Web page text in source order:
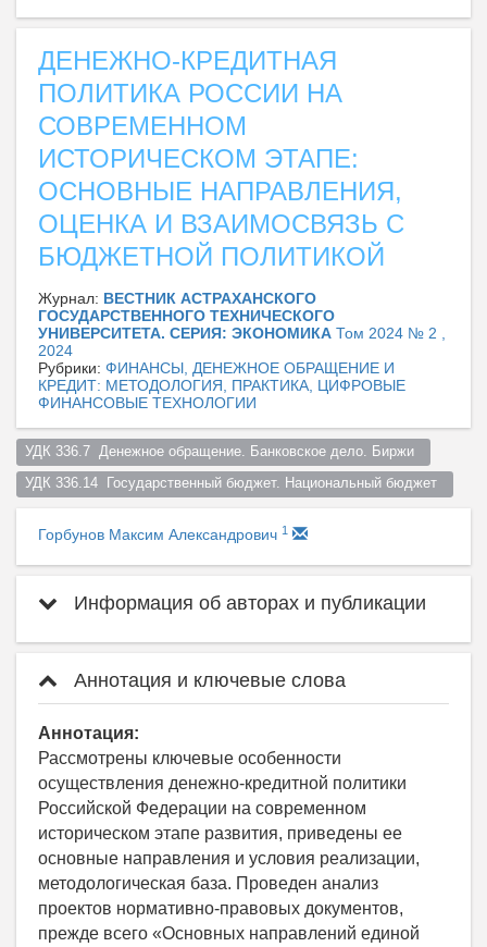
ДЕНЕЖНО-КРЕДИТНАЯ
ПОЛИТИКА РОССИИ НА
СОВРЕМЕННОМ
ИСТОРИЧЕСКОМ ЭТАПЕ:
ОСНОВНЫЕ НАПРАВЛЕНИЯ,
ОЦЕНКА И ВЗАИМОСВЯЗЬ С
БЮДЖЕТНОЙ ПОЛИТИКОЙ
Журнал: ВЕСТНИК АСТРАХАНСКОГО
ГОСУДАРСТВЕННОГО ТЕХНИЧЕСКОГО
УНИВЕРСИТЕТА. СЕРИЯ: ЭКОНОМИКА Том 2024 № 2 ,
2024
Рубрики: ФИНАНСЫ, ДЕНЕЖНОЕ ОБРАЩЕНИЕ И
КРЕДИТ: МЕТОДОЛОГИЯ, ПРАКТИКА, ЦИФРОВЫЕ
ФИНАНСОВЫЕ ТЕХНОЛОГИИ
УДК 336.7  Денежное обращение. Банковское дело. Биржи
УДК 336.14  Государственный бюджет. Национальный бюджет
Горбунов Максим Александрович 1
Информация об авторах и публикации
Аннотация и ключевые слова
Аннотация:
Рассмотрены ключевые особенности
осуществления денежно-кредитной политики
Российской Федерации на современном
историческом этапе развития, приведены ее
основные направления и условия реализации,
методологическая база. Проведен анализ
проектов нормативно-правовых документов,
прежде всего «Основных направлений единой